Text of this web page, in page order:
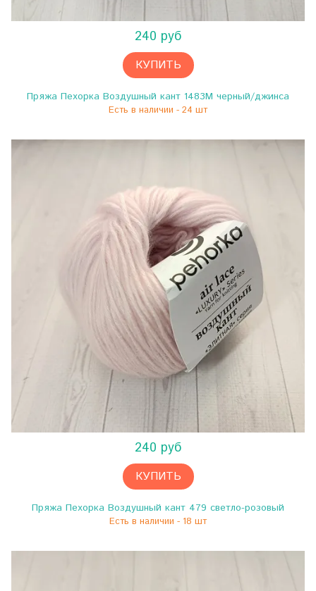
240 руб
КУПИТЬ
Пряжа Пехорка Воздушный кант 1483М черный/джинса
Есть в наличии - 24 шт
240 руб
КУПИТЬ
Пряжа Пехорка Воздушный кант 479 светло-розовый
Есть в наличии - 18 шт